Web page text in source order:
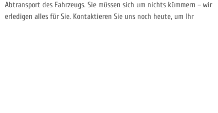
Abtransport des Fahrzeugs. Sie müssen sich um nichts kümmern – wir
erledigen alles für Sie. Kontaktieren Sie uns noch heute, um Ihr